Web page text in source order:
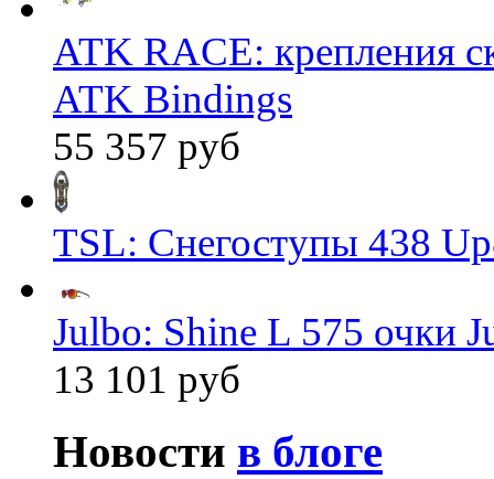
ATK RACE: крепления
ATK Bindings
55 357 руб
TSL: Снегоступы 438
Julbo: Shine L 575 очки
13 101 руб
Новости в блоге